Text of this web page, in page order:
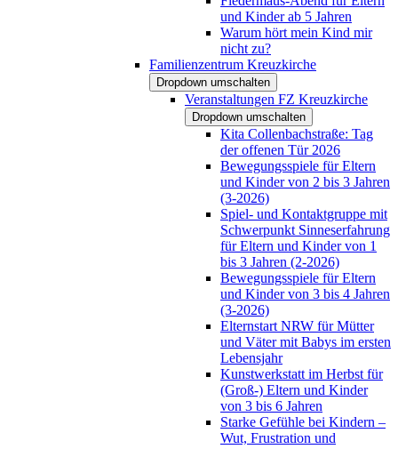
und Kinder ab 5 Jahren
Warum hört mein Kind mir
nicht zu?
Familienzentrum Kreuzkirche
Dropdown umschalten
Veranstaltungen FZ Kreuzkirche
Dropdown umschalten
Kita Collenbachstraße: Tag
der offenen Tür 2026
Bewegungsspiele für Eltern
und Kinder von 2 bis 3 Jahren
(3-2026)
Spiel- und Kontaktgruppe mit
Schwerpunkt Sinneserfahrung
für Eltern und Kinder von 1
bis 3 Jahren (2-2026)
Bewegungsspiele für Eltern
und Kinder von 3 bis 4 Jahren
(3-2026)
Elternstart NRW für Mütter
und Väter mit Babys im ersten
Lebensjahr
Kunstwerkstatt im Herbst für
(Groß-) Eltern und Kinder
von 3 bis 6 Jahren
Starke Gefühle bei Kindern –
Wut, Frustration und